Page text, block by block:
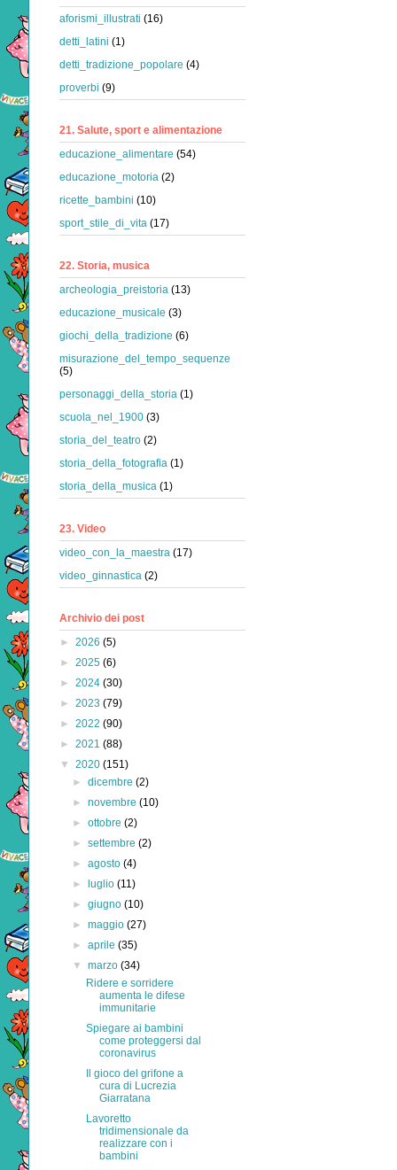
aforismi_illustrati (16)
detti_latini (1)
detti_tradizione_popolare (4)
proverbi (9)
21. Salute, sport e alimentazione
educazione_alimentare (54)
educazione_motoria (2)
ricette_bambini (10)
sport_stile_di_vita (17)
22. Storia, musica
archeologia_preistoria (13)
educazione_musicale (3)
giochi_della_tradizione (6)
misurazione_del_tempo_sequenze
(5)
personaggi_della_storia (1)
scuola_nel_1900 (3)
storia_del_teatro (2)
storia_della_fotografia (1)
storia_della_musica (1)
23. Video
video_con_la_maestra (17)
video_ginnastica (2)
Archivio dei post
► 2026 (5)
► 2025 (6)
► 2024 (30)
► 2023 (79)
► 2022 (90)
► 2021 (88)
▼ 2020 (151)
►dicembre(2)
►novembre(10)
►ottobre(2)
►settembre(2)
►agosto(4)
►
luglio(11)
►giugno(10)
►maggio(27)
►aprile(35)
▼marzo(34)
Ridere e sorridere
aumenta le difese
immunitarie
Spiegare ai bambini
come proteggersi dal
coronavirus
Il gioco del grifone a
cura di Lucrezia
Giarratana
Lavoretto
tridimensionale da
realizzare con i
bambini